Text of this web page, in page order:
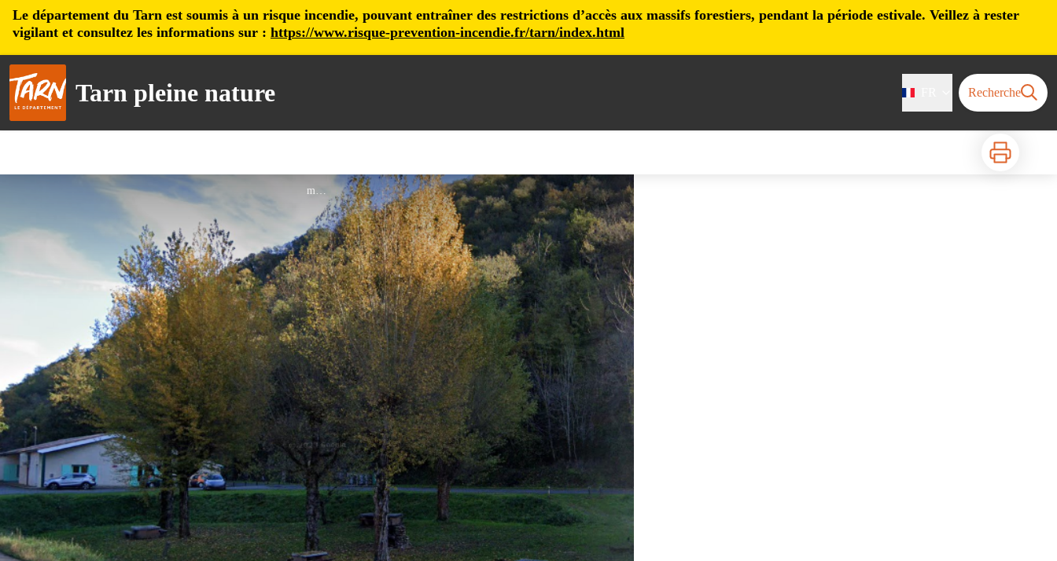
Le département du Tarn est soumis à un risque incendie, pouvant entraîner des restrictions d’accès aux massifs forestiers, pendant la période estivale. Veillez à rester
vigilant et consultez les informations sur : https://www.risque-prevention-incendie.fr/tarn/index.html
Tarn pleine nature Recherche
Imprimer
maps